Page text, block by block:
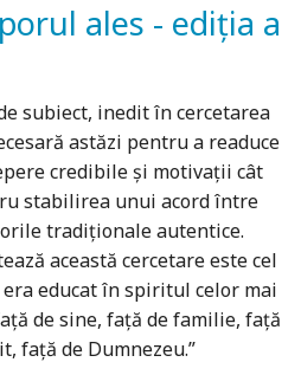
ales - ediția a
subiect, inedit în cercetarea
astăzi pentru a readuce
credibile şi motivaţii cât
stabilirea unui acord între
tradiţionale autentice.
această cercetare este cel
educat în spiritul celor mai
de sine, faţă de familie, faţă
faţă de Dumnezeu.”